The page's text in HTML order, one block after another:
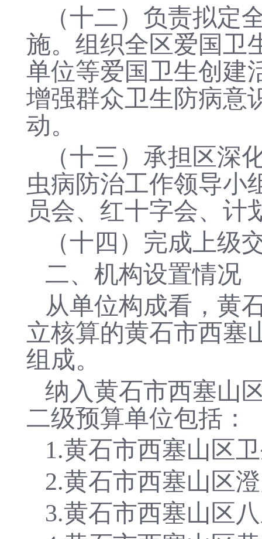
（十二）负责拟定
施。组织全区爱国卫
单位等爱国卫生创建
增强群众卫生防病意
动。
（十三 ）承担区深
虫病防治工作领导小
员会、红十字会、计
（十四 ）完成上级
二、机构设置情况
从单位构成看，黄
立核算的黄石市西塞
组成。
纳入黄石市西塞山
二级预算单位包括：
1.黄石市西塞山区
2.黄石市西塞山区
3.黄石市西塞山区